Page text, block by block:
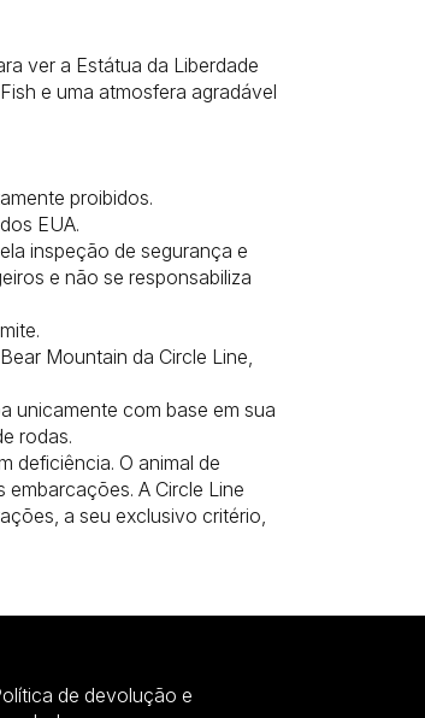
ver a Estátua da Liberdade
e uma atmosfera agradável
proibidos.
EUA.
inspeção de segurança e
e não se responsabiliza
Mountain da Circle Line,
unicamente com base em sua
rodas.
deficiência. O animal de
A Circle Line
a seu exclusivo critério,
de devolução e